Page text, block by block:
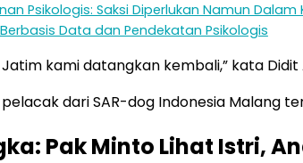
Psikologis: Saksi Diperlukan Namun Dalam
Berbasis Data dan Pendekatan Psikologis
kami datangkan kembali,” kata
dari SAR-dog Indonesia Malang
Pak Minto Lihat Istri,